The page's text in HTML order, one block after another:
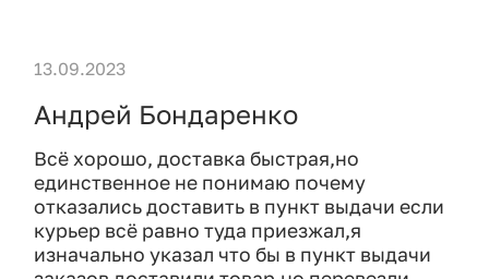
Андрей Бондаренко
Всё хорошо, доставка быстрая,но
единственное не понимаю почему
отказались доставить в пункт выдачи если
курьер всё равно туда приезжал,я
изначально указал что бы в пункт выдачи
13.09.2023